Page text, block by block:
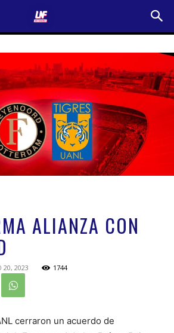
ALIANZA CON
20, 2023 1744
cerraron un acuerdo de